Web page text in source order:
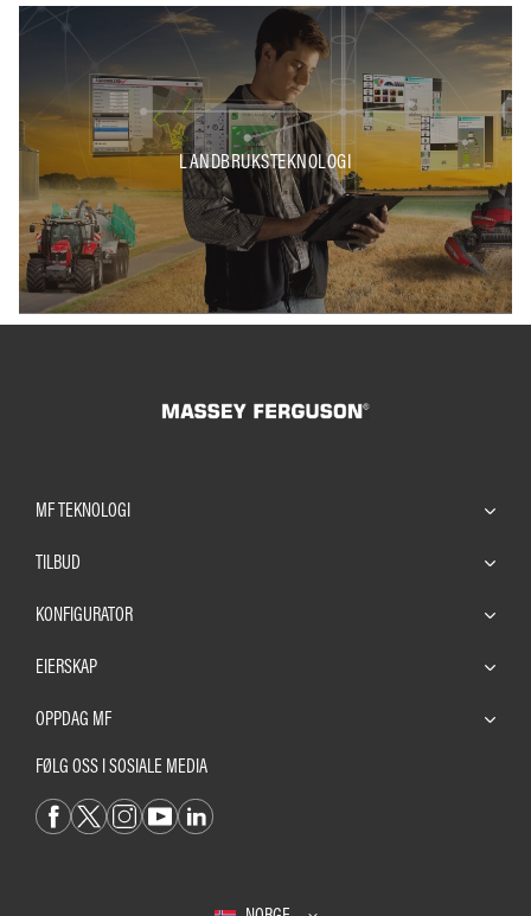
LANDBRUKSTEKNOLOGI
MF TEKNOLOGI
TILBUD
KONFIGURATOR
EIERSKAP
OPPDAG MF
FØLG OSS I SOSIALE MEDIA